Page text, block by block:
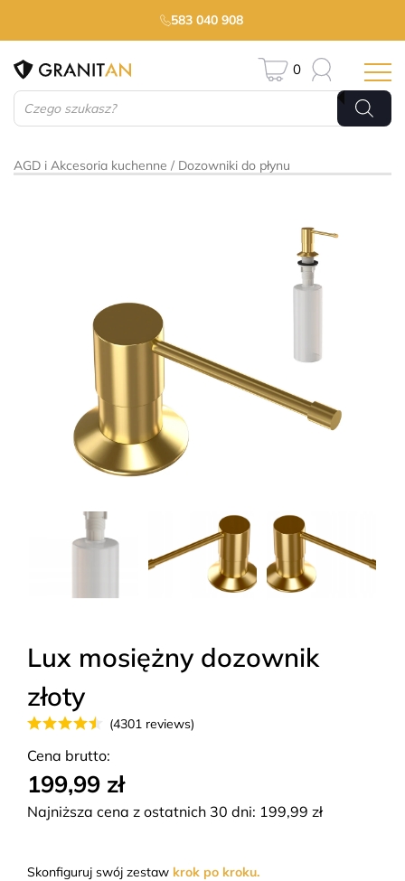
583 040 908
Wyszukiwarka
produktów
0
AGD i Akcesoria kuchenne Dozowniki do płynu
Lux mosiężny dozownik
złoty
(4301 reviews)
Cena brutto:
199,99 zł
Najniższa cena z ostatnich 30 dni: 199,99 zł
Skonfiguruj swój zestaw krok po kroku.